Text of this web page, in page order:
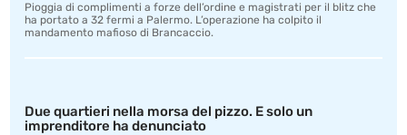
Pioggia di complimenti a forze dell’ordine e magistrati per il blitz che
ha portato a 32 fermi a Palermo. L’operazione ha colpito il
mandamento mafioso di Brancaccio.
Due quartieri nella morsa del pizzo. E solo un
imprenditore ha denunciato